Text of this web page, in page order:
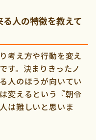
人の特徴を教えて
考え方や行動を変え
す。決まりきったノ
人のほうが向いてい
変えるという『朝令
は難しいと思いま